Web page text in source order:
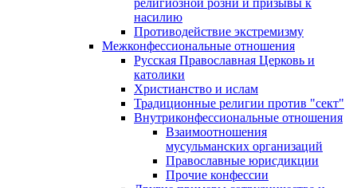
религиозной розни и призывы к
насилию
Противодействие экстремизму
Межконфессиональные отношения
Русская Православная Церковь и
католики
Христианство и ислам
Традиционные религии против "сект"
Внутриконфессиональные отношения
Взаимоотношения
мусульманских организаций
Православные юрисдикции
Прочие конфессии